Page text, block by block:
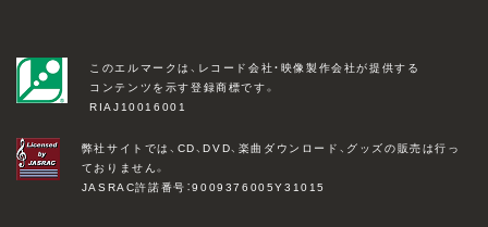
このエルマークは、レコード会社・映像製作会社が提供する
コンテンツを示す登録商標です。
RIAJ10016001
弊社サイトでは、CD、DVD、楽曲ダウンロード、グッズの販売は行っ
ておりません。
JASRAC許諾番号：9009376005Y31015